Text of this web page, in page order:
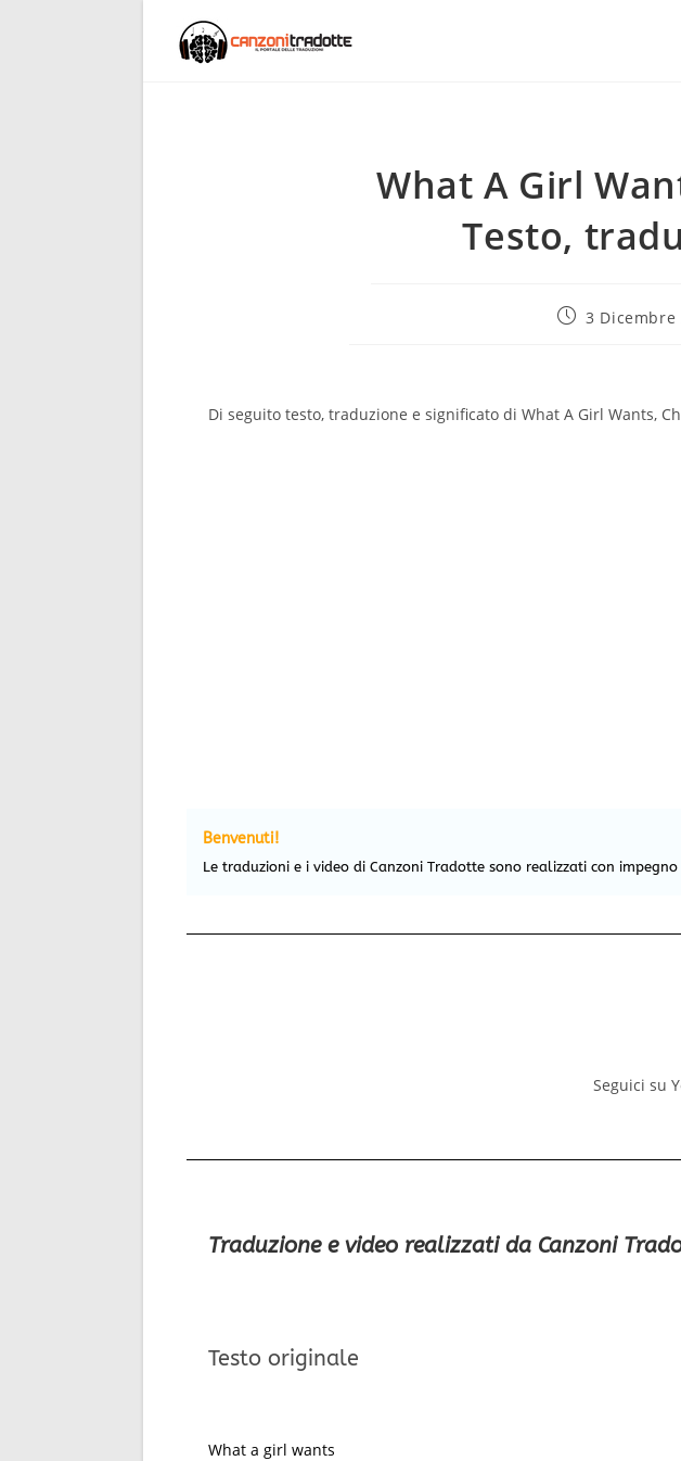
What A Girl
Testo,
3 Dicembre
Di seguito testo, traduzione e significato di What A Girl Wants,
Benvenuti!
Le traduzioni e i video di Canzoni Tradotte sono realizzati con
Seguici su
Traduzione e video realizzati da Canzoni
Testo originale
What a girl wants